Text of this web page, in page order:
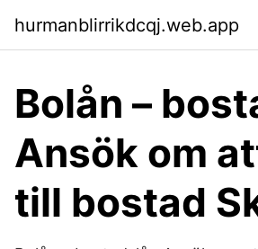
hurmanblirrikdcqj.web.app
Bolån –
Ansök om
till bostad